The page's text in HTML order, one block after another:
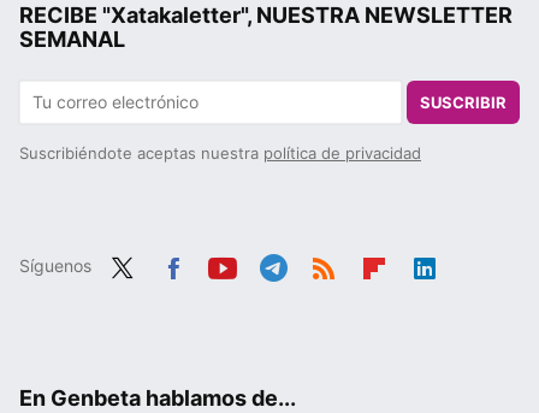
RECIBE "Xatakaletter", NUESTRA NEWSLETTER
SEMANAL
SUSCRIBIR
Suscribiéndote aceptas nuestra política de privacidad
Síguenos
En Genbeta hablamos de...